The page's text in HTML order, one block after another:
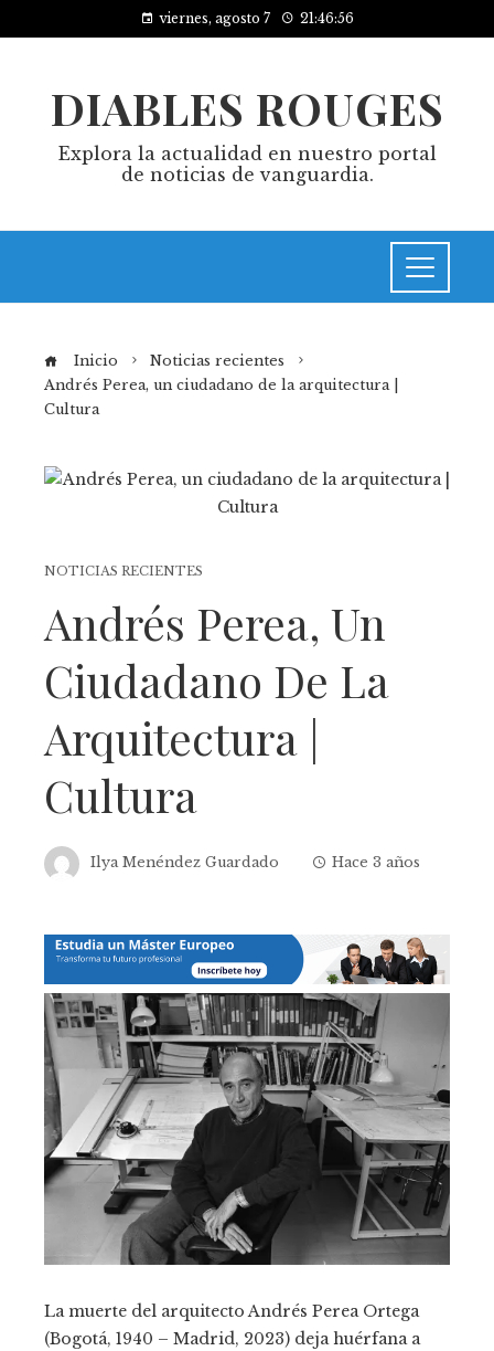
viernes, agosto 7 21:46:57
DIABLES ROUGES
Explora la actualidad en nuestro portal
de noticias de vanguardia.
Inicio
Noticias recientes
Andrés Perea, un ciudadano de la arquitectura |
Cultura
NOTICIAS RECIENTES
Andrés Perea, Un
Ciudadano De La
Arquitectura |
Cultura
Ilya Menéndez Guardado Hace 3 años
La muerte del arquitecto Andrés Perea Ortega
(Bogotá, 1940 – Madrid, 2023) deja huérfana a